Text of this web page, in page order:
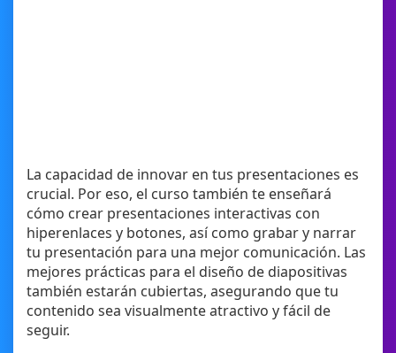
La capacidad de innovar en tus presentaciones es
crucial. Por eso, el curso también te enseñará
cómo crear presentaciones interactivas con
hiperenlaces y botones, así como grabar y narrar
tu presentación para una mejor comunicación. Las
mejores prácticas para el diseño de diapositivas
también estarán cubiertas, asegurando que tu
contenido sea visualmente atractivo y fácil de
seguir.